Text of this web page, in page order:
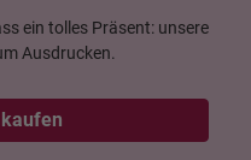
ein tolles Präsent: unsere
Ausdrucken.